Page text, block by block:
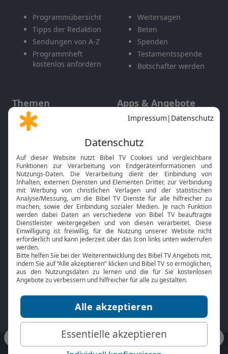
Programmübersicht
Tipps der Redaktion
Sendungen von A-Z
Programmheft
kostenlos anfordern
Weitersagen
Beten
Spenden
Testamentsspende
Botschafter werden
Themen
Gott und Bibel erklärt
Neuigkeiten
Apps & Angebote
Mobile App
Smart TV
HbbTV
Bibelthek Online-Bibel
Nächster Gottesdienst
Bibel TV
Über uns
Jobs
Mediadaten
Service
Kontakt
TV-Empfang
bibeltv.de: Impressum
Datenschutz